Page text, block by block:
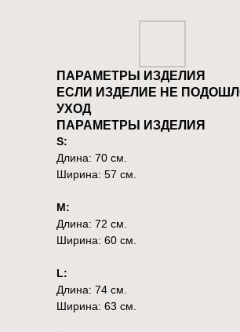
ПАРАМЕТРЫ ИЗДЕЛИЯ
ЕСЛИ ИЗДЕЛИЕ НЕ
УХОД
ПАРАМЕТРЫ ИЗДЕЛИЯ
S:
Длина: 70 см.
Ширина: 57 см.
M:
Длина: 72 см.
Ширина: 60 см.
L:
Длина: 74 см.
Ширина: 63 см.